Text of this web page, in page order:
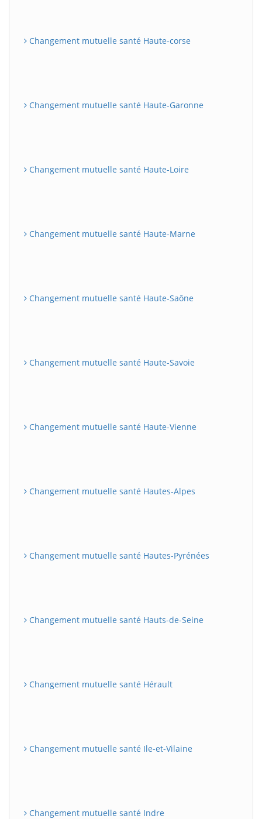
Changement mutuelle santé Haute-corse
Changement mutuelle santé Haute-Garonne
Changement mutuelle santé Haute-Loire
Changement mutuelle santé Haute-Marne
Changement mutuelle santé Haute-Saône
Changement mutuelle santé Haute-Savoie
Changement mutuelle santé Haute-Vienne
Changement mutuelle santé Hautes-Alpes
Changement mutuelle santé Hautes-Pyrénées
Changement mutuelle santé Hauts-de-Seine
Changement mutuelle santé Hérault
Changement mutuelle santé Ile-et-Vilaine
Changement mutuelle santé Indre